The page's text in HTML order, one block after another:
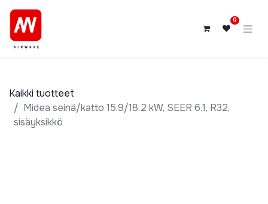
0
Kaikki tuotteet
Midea seinä/katto 15.9/18.2 kW, SEER 6.1, R32,
sisäyksikkö